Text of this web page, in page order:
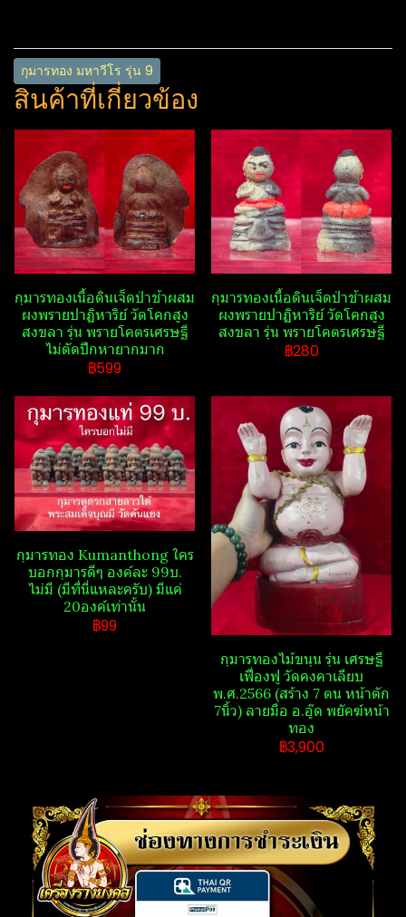
กุมารทอง มหาวีโร รุ่น 9
สินค้าที่เกี่ยวข้อง
กุมารทองเนื้อดินเจ็ดป่าช้าผสม
ผงพรายปาฏิหาริย์​ วัดโคกสูง
สงขลา รุ่น พรายโคตรเศรษฐี​
ไม่ตัดปีกหายากมาก
฿599
กุมารทองเนื้อดินเจ็ดป่าช้าผสม
ผงพรายปาฏิหาริย์​ วัดโคกสูง
สงขลา รุ่น พรายโคตรเศรษฐี​
฿280
กุมารทอง Kumanthong​ ใคร
บอกกุมารดีๆ องค์ละ 99บ.
ไม่มี (มีที่นี่แหละครับ) มีแค่
20องค์เท่านั้น
฿99
กุมารทองไม้ขนุน รุ่น เศรษฐี​
เฟื่องฟู วัดคงคาเลียบ
พ.ศ.2566 (สร้าง 7 ตน หน้าตัก
7นิ้ว) ลายมือ อ.อู๊ด​ พยัคฆ์​หน้า​
ทอง
฿3,900